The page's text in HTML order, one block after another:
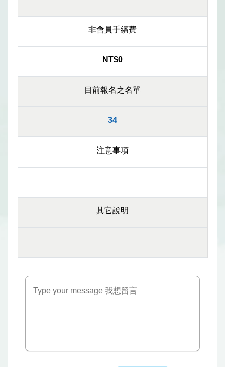
非會員手續費
NT$0
目前報名之名單
34
注意事項
其它說明